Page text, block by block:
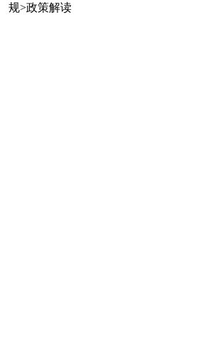
重要部署
规>政策解读